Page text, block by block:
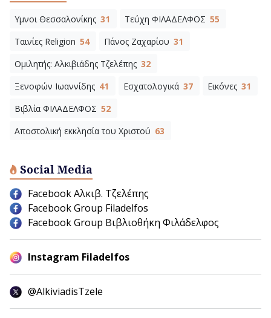
Υμνοι Θεσσαλονίκης 31 Τεύχη ΦΙΛΑΔΕΛΦΟΣ 55
Ταινίες Religion 54 Πάνος Ζαχαρίου 31
Ομιλητής: Αλκιβιάδης Τζελέπης 32
Ξενοφών Ιωαννίδης 41 Εσχατολογικά 37 Εικόνες 31
Βιβλία ΦΙΛΑΔΕΛΦΟΣ 52
Αποστολική εκκλησία του Χριστού 63
Social Media
Facebook Αλκιβ. Τζελέπης
Facebook Group Filadelfos
Facebook Group Βιβλιοθήκη Φιλάδελφος
Instagram Filadelfos
@AlkiviadisTzele